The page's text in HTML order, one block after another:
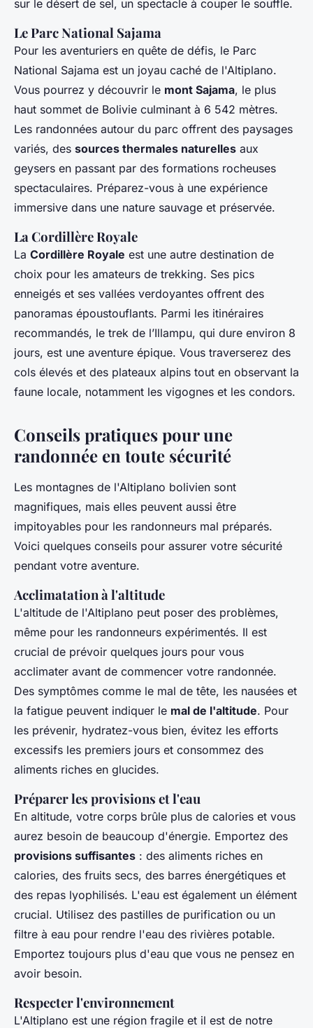
sur le désert de sel, un spectacle à couper le souffle.
Le Parc National Sajama
Pour les aventuriers en quête de défis, le Parc
National Sajama est un joyau caché de l'Altiplano.
Vous pourrez y découvrir le mont Sajama, le plus
haut sommet de Bolivie culminant à 6 542 mètres.
Les randonnées autour du parc offrent des paysages
variés, des sources thermales naturelles aux
geysers en passant par des formations rocheuses
spectaculaires. Préparez-vous à une expérience
immersive dans une nature sauvage et préservée.
La Cordillère Royale
La Cordillère Royale est une autre destination de
choix pour les amateurs de trekking. Ses pics
enneigés et ses vallées verdoyantes offrent des
panoramas époustouflants. Parmi les itinéraires
recommandés, le trek de l’Illampu, qui dure environ 8
jours, est une aventure épique. Vous traverserez des
cols élevés et des plateaux alpins tout en observant la
faune locale, notamment les vigognes et les condors.
Conseils pratiques pour une
randonnée en toute sécurité
Les montagnes de l'Altiplano bolivien sont
magnifiques, mais elles peuvent aussi être
impitoyables pour les randonneurs mal préparés.
Voici quelques conseils pour assurer votre sécurité
pendant votre aventure.
Acclimatation à l'altitude
L'altitude de l'Altiplano peut poser des problèmes,
même pour les randonneurs expérimentés. Il est
crucial de prévoir quelques jours pour vous
acclimater avant de commencer votre randonnée.
Des symptômes comme le mal de tête, les nausées et
la fatigue peuvent indiquer le mal de l'altitude. Pour
les prévenir, hydratez-vous bien, évitez les efforts
excessifs les premiers jours et consommez des
aliments riches en glucides.
Préparer les provisions et l'eau
En altitude, votre corps brûle plus de calories et vous
aurez besoin de beaucoup d'énergie. Emportez des
provisions suffisantes : des aliments riches en
calories, des fruits secs, des barres énergétiques et
des repas lyophilisés. L'eau est également un élément
crucial. Utilisez des pastilles de purification ou un
filtre à eau pour rendre l'eau des rivières potable.
Emportez toujours plus d'eau que vous ne pensez en
avoir besoin.
Respecter l'environnement
L'Altiplano est une région fragile et il est de notre